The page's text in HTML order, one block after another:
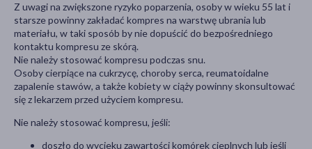
Z uwagi na zwiększone ryzyko poparzenia, osoby w wieku 55 lat i
starsze powinny zakładać kompres na warstwę ubrania lub
materiału, w taki sposób by nie dopuścić do bezpośredniego
kontaktu kompresu ze skórą.
Nie należy stosować kompresu podczas snu.
Osoby cierpiące na cukrzycę, choroby serca, reumatoidalne
zapalenie stawów, a także kobiety w ciąży powinny skonsultować
się z lekarzem przed użyciem kompresu.
Nie należy stosować kompresu, jeśli:
doszło do wycieku zawartości komórek cieplnych lub jeśli